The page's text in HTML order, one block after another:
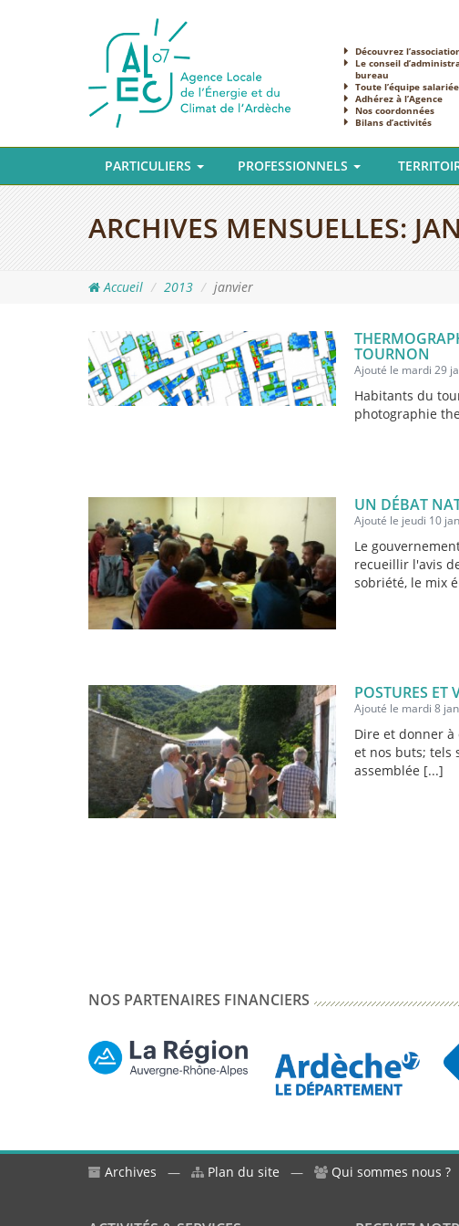
Découvrez
Le conseil
bureau
Toute l’équipe salariée
Adhérez à l’Agence
Nos coordonnées
Bilans d’activités
PARTICULIERS PROFESSIONNELS
ARCHIVES MENSUELLES:
Accueil 2013 janvier
TOURNON
Ajouté le mardi 29
Habitants du
photographie
UN DÉBAT
Ajouté le jeudi 10
Le
recueillir l'avis
sobriété, le mix
POSTURES ET
Ajouté le mardi 8
Dire et donner
et nos buts; tels
assemblée [...]
NOS PARTENAIRES FINANCIERS
Archives — Plan du site — Qui sommes nous ?